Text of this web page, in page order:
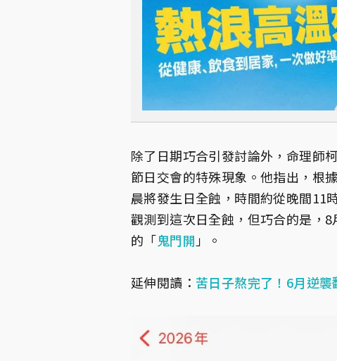
除了日期巧合引發討論外，命理師
節日交會的特殊現象。他指出，根
晨將發生日全蝕，時間約從晚間11
觀測到這次日全蝕，但巧合的是，8
的「鬼門開 」。
延伸閱讀： 苦日子熬完了！6月逆